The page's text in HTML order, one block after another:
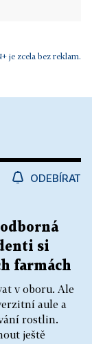
je zcela bez reklam.
ODEBÍRAT
si
farmách
v oboru. Ale
aule a
rostlin.
ještě